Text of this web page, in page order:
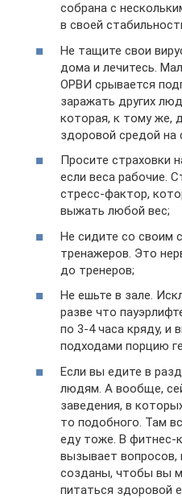
собрана с
в своей
Не тащите свои
дома и лечитесь.
ОРВИ срывается
заражать других
которая, к тому же,
здоровой средой на
Просите страховки
если веса рабочие.
стресс-фактор,
выжать любой вес;
Не сидите со своим
тренажеров. Это
до тренеров;
Не ешьте в зале.
разве что
по 3-4 часа кряду, и
подходами порцию
Если вы едите в
людям. А вообще,
заведения, в
то подобного. Там
еду тоже. В фитнес-
вызывает вопросов,
созданы, чтобы вы
питаться здоровой